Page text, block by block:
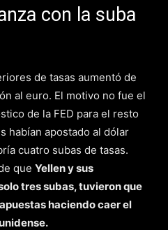
con la suba
de tasas aumentó de
al euro. El motivo no fue el
de la FED para el resto
habían apostado al dólar
cuatro subas de tasas.
que Yellen y sus
tres subas, tuvieron que
haciendo caer el